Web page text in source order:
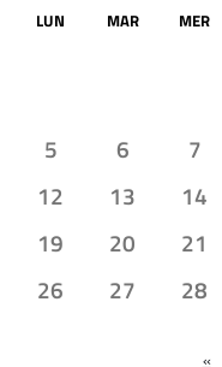
LUN MAR MER
5
6 7
12
13 14
19
20 21
26
27 28
«